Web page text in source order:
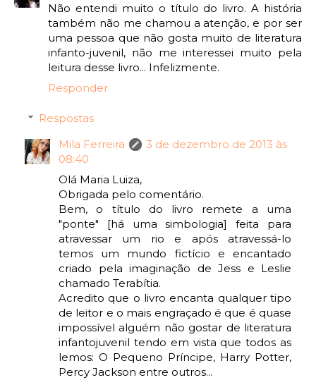
Não entendi muito o título do livro. A história
também não me chamou a atenção, e por ser
uma pessoa que não gosta muito de literatura
infanto-juvenil, não me interessei muito pela
leitura desse livro... Infelizmente.
Responder
Respostas
Mila Ferreira
3 de dezembro de 2013 às
08:40
Olá Maria Luiza,
Obrigada pelo comentário.
Bem, o título do livro remete a uma
"ponte" [há uma simbologia] feita para
atravessar um rio e após atravessá-lo
temos um mundo fictício e encantado
criado pela imaginação de Jess e Leslie
chamado Terabítia.
Acredito que o livro encanta qualquer tipo
de leitor e o mais engraçado é que é quase
impossível alguém não gostar de literatura
infantojuvenil tendo em vista que todos as
lemos: O Pequeno Príncipe, Harry Potter,
Percy Jackson entre outros...